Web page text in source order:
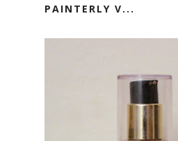
PAINTERLY V...